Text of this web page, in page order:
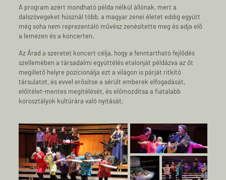
A program azért mondható példa nélkül állónak, mert a
dalszövegeket húsznál több, a magyar zenei életet eddig együtt
még soha nem reprezentáló művész zenésítette meg és adja elő
a lemezen és a koncerten.
Az Árad a szeretet koncert célja, hogy a fenntartható fejlődés
szellemében a társadalmi együttélés etalonját példázva az őt
megillető helyre pozícionálja ezt a világon is párját ritkító
társulatot, és evvel erősítse a sérült emberek elfogadását,
előítélet-mentes megítélését, és előmozdítsa a fiatalabb
korosztályok kultúrára való nyitását.